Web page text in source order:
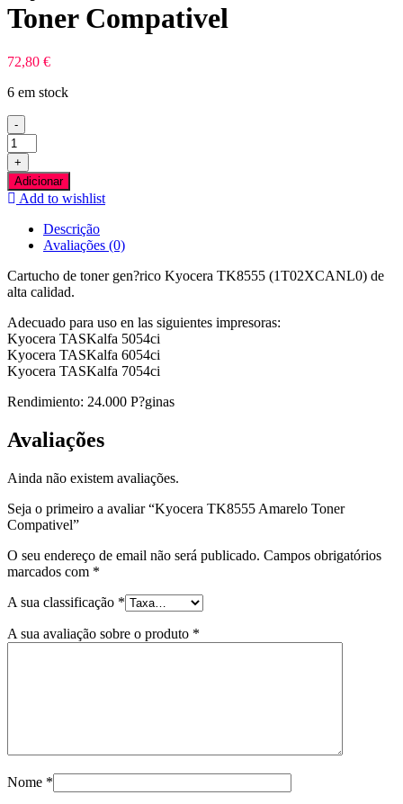
Toner Compativel
72,80 €
6 em stock
-
Quantidade
de
Kyocera
TK8555
Amarelo
Compativel
+
Adicionar
Add to wishlist
Descrição
Avaliações (0)
Cartucho de toner gen?rico Kyocera TK8555 (1T02XCANL0) de
alta calidad.
Adecuado para uso en las siguientes impresoras:
Kyocera TASKalfa 5054ci
Kyocera TASKalfa 6054ci
Kyocera TASKalfa 7054ci
Rendimiento: 24.000 P?ginas
Avaliações
Ainda não existem avaliações.
Seja o primeiro a avaliar “Kyocera TK8555 Amarelo Toner
Compativel”
O seu endereço de email não será publicado. Campos obrigatórios
marcados com *
A sua classificação *
A sua avaliação sobre o produto *
Nome *